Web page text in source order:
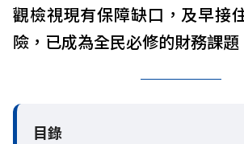
觀檢視現有保障缺口，及早接
險，已成為全民必修的財務課題
目錄